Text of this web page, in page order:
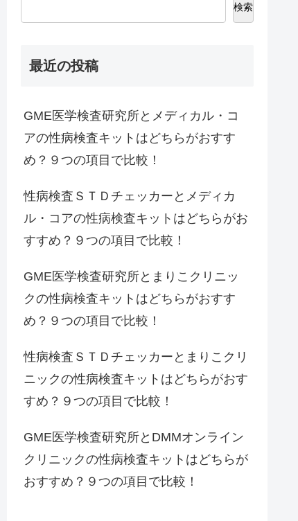
検索
最近の投稿
GME医学検査研究所とメディカル・コ
アの性病検査キットはどちらがおすす
め？９つの項目で比較！
性病検査ＳＴＤチェッカーとメディカ
ル・コアの性病検査キットはどちらがお
すすめ？９つの項目で比較！
GME医学検査研究所とまりこクリニッ
クの性病検査キットはどちらがおすす
め？９つの項目で比較！
性病検査ＳＴＤチェッカーとまりこクリ
ニックの性病検査キットはどちらがおす
すめ？９つの項目で比較！
GME医学検査研究所とDMMオンライン
クリニックの性病検査キットはどちらが
おすすめ？９つの項目で比較！